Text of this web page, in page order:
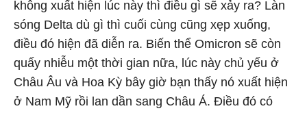
không xuất hiện lúc này thì điều gì sẽ xảy ra? Làn
sóng Delta dù gì thì cuối cùng cũng xẹp xuống,
điều đó hiện đã diễn ra. Biến thể Omicron sẽ còn
quấy nhiễu một thời gian nữa, lúc này chủ yếu ở
Châu Âu và Hoa Kỳ bây giờ bạn thấy nó xuất hiện
ở Nam Mỹ rồi lan dần sang Châu Á. Điều đó có